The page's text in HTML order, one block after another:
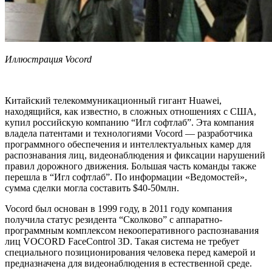
Иллюстрация Vocord
Китайский телекоммуникационный гигант Huawei,
находящийся, как известно, в сложных отношениях с США,
купил российскую компанию “Игл софтлаб”. Эта компания
владела патентами и технологиями Vocord — разработчика
программного обеспечения и интеллектуальных камер для
распознавания лиц, видеонаблюдения и фиксации нарушений
правил дорожного движения. Большая часть команды также
перешла в “Игл софтлаб”. По информации «Ведомостей»,
сумма сделки могла составить $40-50млн.
Vocord был основан в 1999 году, в 2011 году компания
получила статус резидента “Сколково” с аппаратно-
программным комплексом некооперативного распознавания
лиц VOCORD FaceControl 3D. Такая система не требует
специального позиционирования человека перед камерой и
предназначена для видеонаблюдения в естественной среде.